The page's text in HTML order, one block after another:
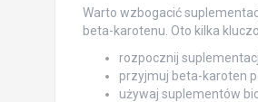
Warto wzbogacić
beta-karotenu. Oto kilka
rozpocznij
przyjmuj beta-karoten
używaj suplementów